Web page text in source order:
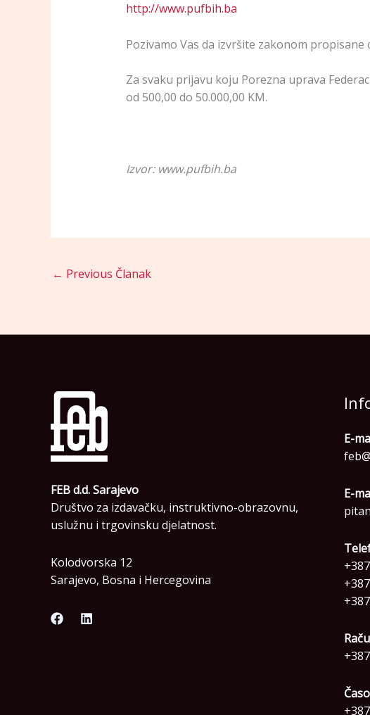
http://www.pufbih.ba
Pozivamo Vas da izvršite zakonom
Za svaku prijavu koju Porezna uprava
od 500,00 do 50.000,00 KM.
Izvor: www.pufbih.ba
← Previous Članak
FEB d.d. Sarajevo
Društvo za izdavačku, instruktivno-obrazovnu,
uslužnu i trgovinsku djelatnost.
Kolodvorska 12
Sarajevo, Bosna i Hercegovina
E-
E-